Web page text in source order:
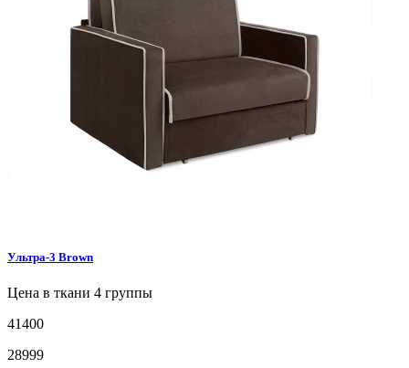
Ультра-3 Brown
Цена в ткани 4 группы
41400
28999